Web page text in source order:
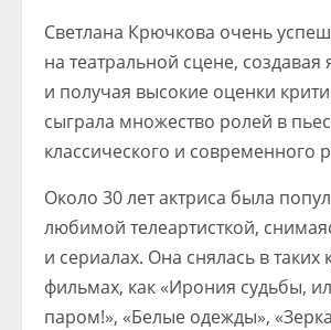
Светлана Крючкова очень
на театральной сцене,
и получая высокие оценки
сыграла множество ролей в
классического и современного
Около 30 лет актриса была
любимой телеартисткой,
и сериалах. Она снялась в таких
фильмах, как «Ирония судьбы,
паром!», «Белые одежды»,